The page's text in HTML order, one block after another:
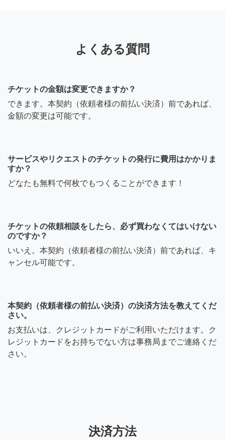
よくある質問
チケットの金額は変更できますか？
できます。本契約（依頼者様の前払い決済）前であれば、
金額の変更は可能です。
サービスやリクエストのチケットの発行に費用はかかりま
すか？
どなたも無料で何枚でもつくることができます！
チケットの依頼相談をしたら、必ず買わなくてはいけない
のですか？
いいえ。本契約（依頼者様の前払い決済）前であれば、キ
ャンセル可能です。
本契約（依頼者様の前払い決済）の決済方法を教えてくだ
さい。
お支払いは、クレジットカードがご利用いただけます。ク
レジットカードをお持ちでない方は事務局までご連絡くだ
さい。
決済方法